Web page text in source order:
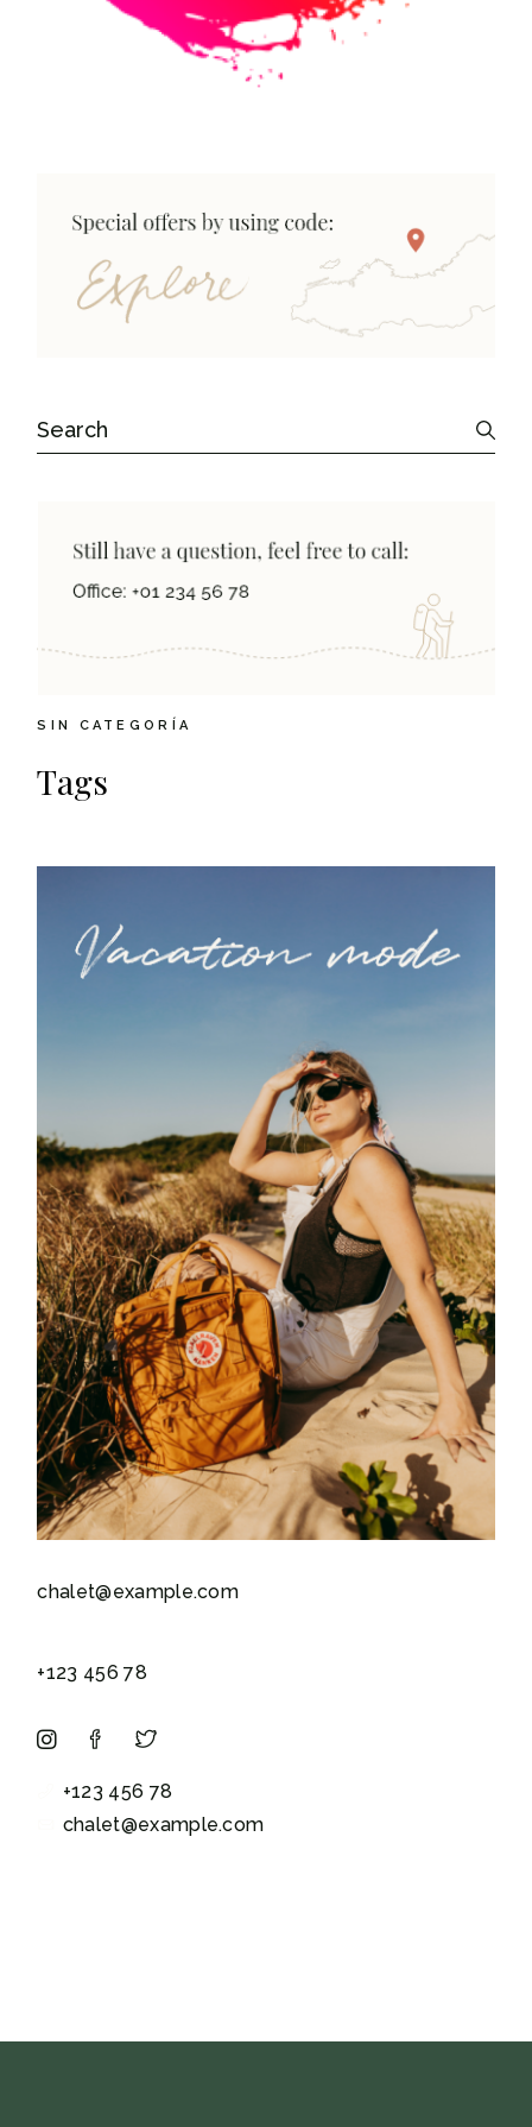
SIN CATEGORÍA
Tags
chalet@example.com
+123 456 78
+123 456 78
chalet@example.com